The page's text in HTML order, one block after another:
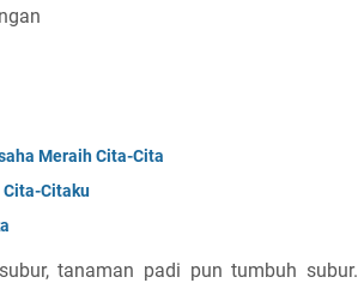
Meraih Cita-Cita
Cita-Citaku
tanaman padi pun tumbuh subur.